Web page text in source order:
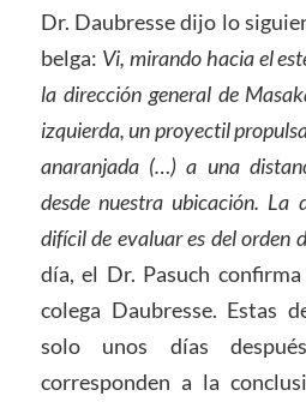
Dr. Daubresse dijo lo
belga: Vi, mirando hacia el
la dirección general de
izquierda, un proyectil
anaranjada (…) a una
desde nuestra ubicación. La
difícil de evaluar es del orden
día, el Dr. Pasuch
colega Daubresse. Estas
solo unos días
corresponden a la